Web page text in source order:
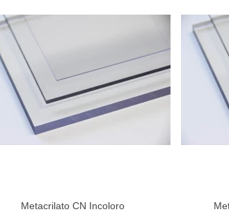
Añadir al carrito
Metacrilato CN Incoloro